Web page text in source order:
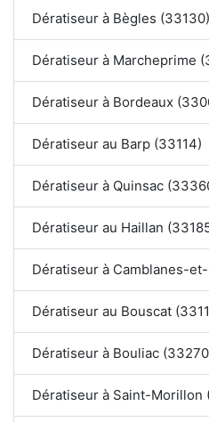
Dératiseur à Bègles (33130)
Dératiseur à Marcheprime
Dératiseur à Bordeaux
Dératiseur au Barp (33114)
Dératiseur à Quinsac
Dératiseur au Haillan
Dératiseur à Camblanes-
Dératiseur au Bouscat
Dératiseur à Bouliac
Dératiseur à Saint-Morillon